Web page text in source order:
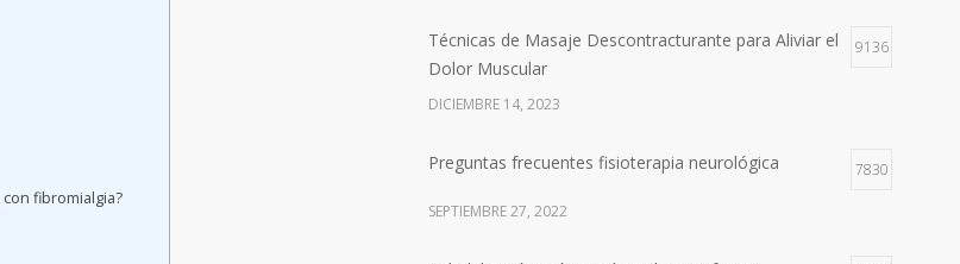
fibromialgia?
Técnicas de Masaje Descontracturante para Aliviar el
Dolor Muscular
9136
DICIEMBRE 14, 2023
Preguntas frecuentes fisioterapia neurológica 7830
SEPTIEMBRE 27, 2022